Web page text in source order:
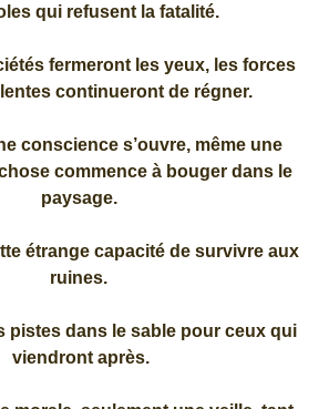
qui refusent la fatalité.
fermeront les yeux, les forces
continueront de régner.
conscience s’ouvre, même une
commence à bouger dans le
paysage.
étrange capacité de survivre aux
ruines.
pistes dans le sable pour ceux qui
viendront après.